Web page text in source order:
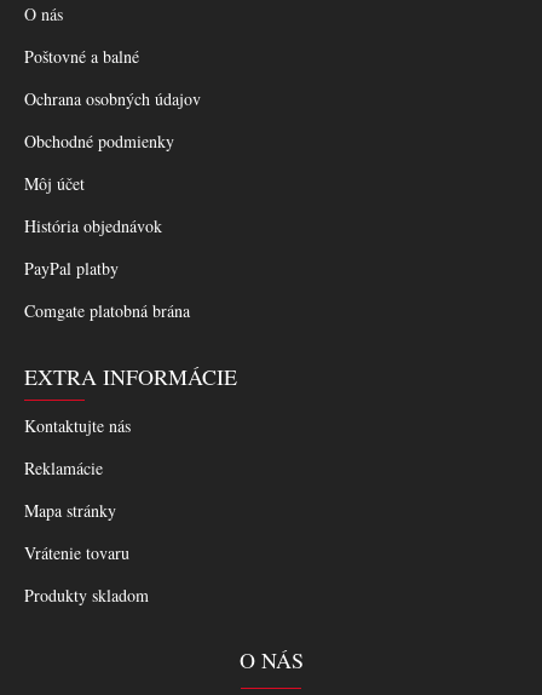
O nás
Poštovné a balné
Ochrana osobných údajov
Obchodné podmienky
Môj účet
História objednávok
PayPal platby
Comgate platobná brána
EXTRA INFORMÁCIE
Kontaktujte nás
Reklamácie
Mapa stránky
Vrátenie tovaru
Produkty skladom
O NÁS